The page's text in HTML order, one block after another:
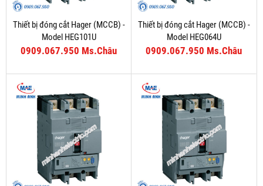
Thiết bị đóng cắt Hager (MCCB) -
Model HEG101U
0909.067.950 Ms.Châu
Thiết bị đóng cắt Hager (MCCB) -
Model HEG064U
0909.067.950 Ms.Châu